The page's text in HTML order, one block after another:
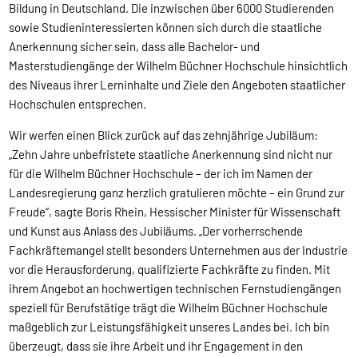
Bildung in Deutschland. Die inzwischen über 6000 Studierenden
sowie Studieninteressierten können sich durch die staatliche
Anerkennung sicher sein, dass alle Bachelor- und
Masterstudiengänge der Wilhelm Büchner Hochschule hinsichtlich
des Niveaus ihrer Lerninhalte und Ziele den Angeboten staatlicher
Hochschulen entsprechen.
Wir werfen einen Blick zurück auf das zehnjährige Jubiläum:
„Zehn Jahre unbefristete staatliche Anerkennung sind nicht nur
für die Wilhelm Büchner Hochschule – der ich im Namen der
Landesregierung ganz herzlich gratulieren möchte – ein Grund zur
Freude“, sagte Boris Rhein, Hessischer Minister für Wissenschaft
und Kunst aus Anlass des Jubiläums. „Der vorherrschende
Fachkräftemangel stellt besonders Unternehmen aus der Industrie
vor die Herausforderung, qualifizierte Fachkräfte zu finden. Mit
ihrem Angebot an hochwertigen technischen Fernstudiengängen
speziell für Berufstätige trägt die Wilhelm Büchner Hochschule
maßgeblich zur Leistungsfähigkeit unseres Landes bei. Ich bin
überzeugt, dass sie ihre Arbeit und ihr Engagement in den